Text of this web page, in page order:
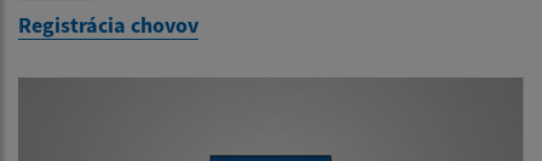
Registrácia chovov